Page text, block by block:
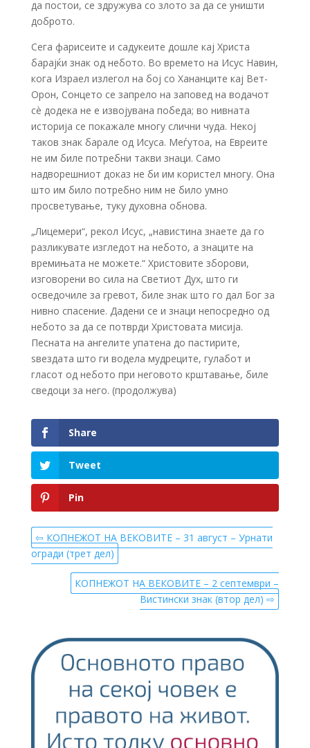
да постои, се здружува со злото за да се уништи
доброто.
Сега фарисеите и садукеите дошле кај Христа
барајќи знак од небото. Во времето на Исус Навин,
кога Израел излегол на бој со Хананците кај Вет­
Орон, Сонцето се запрело на заповед на водачот
сè додека не е извојувана победа; во нивната
историја се покажале многу слични чуда. Некој
таков знак барале од Исуса. Меѓутоа, на Евреите
не им биле потребни такви знаци. Само
надворешниот доказ не би им користел многу. Она
што им било потребно ним не било умно
просветување, туку духовна обнова.
„Лицемери“, рекол Исус, „навистина знаете да го
разликувате изгледот на небото, а знаците на
времињата не можете.“ Христовите зборови,
изговорени во сила на Светиот Дух, што ги
осведочиле за гревот, биле знак што го дал Бог за
нивно спасение. Дадени се и знаци непосредно од
небото за да се потврди Христовата мисија.
Песната на ангелите упатена до пастирите,
ѕвездата што ги водела мудреците, гулабот и
гласот од небото при неговото крштавање, биле
сведоци за него. (продолжува)
Share
Tweet
Pin
⇦ КОПНЕЖОТ НА ВЕКОВИТЕ – 31 август – Урнати
огради (трет дел)
КОПНЕЖОТ НА ВЕКОВИТЕ – 2 септември –
Вистински знак (втор дел) ⇨